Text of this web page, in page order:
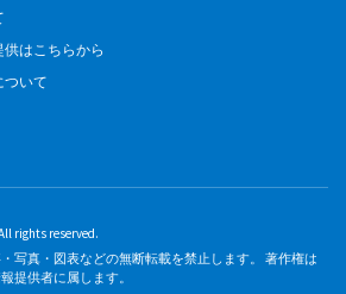
はこちらから
ついて
rights reserved.
写真・図表などの無断転載を禁止します。 著作権は
提供者に属します。